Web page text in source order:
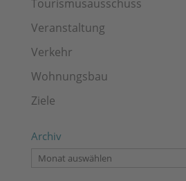
Tourismusausschuss
Veranstaltung
Verkehr
Wohnungsbau
Ziele
Archiv
Archiv